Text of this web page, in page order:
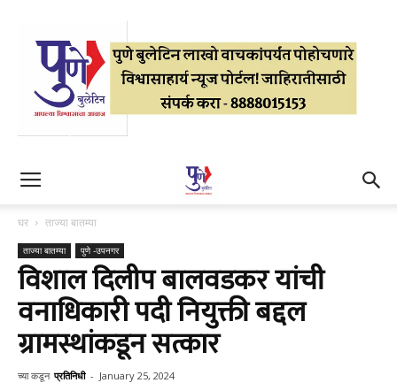
घर ताज्या बातम्या
ताज्या बातम्या पुणे -उपनगर
विशाल दिलीप बालवडकर यांची
वनाधिकारी पदी नियुक्ती बद्दल
ग्रामस्थांकडून सत्कार
च्या कडून प्रतिनिधी - January 25, 2024